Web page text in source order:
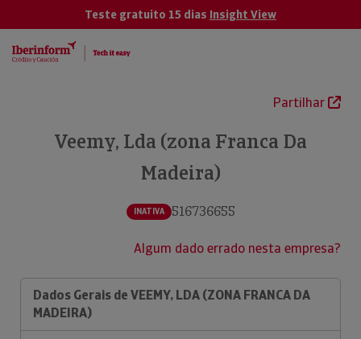
Teste gratuito 15 dias Insight View
Partilhar
Veemy, Lda (zona Franca Da
Madeira)
INATIVA 516736655
Algum dado errado nesta empresa?
Dados Gerais de VEEMY, LDA (ZONA FRANCA DA
MADEIRA)